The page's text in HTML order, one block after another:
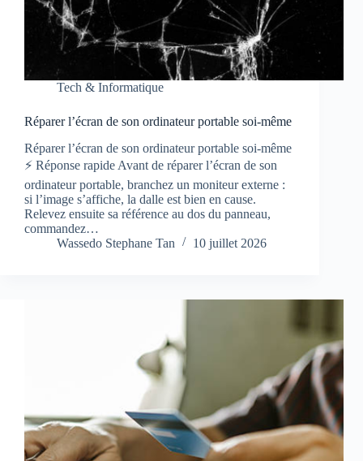
Tech & Informatique
Réparer l’écran de son ordinateur portable soi-même
Réparer l’écran de son ordinateur portable soi-même
⚡ Réponse rapide Avant de réparer l’écran de son
ordinateur portable, branchez un moniteur externe :
si l’image s’affiche, la dalle est bien en cause.
Relevez ensuite sa référence au dos du panneau,
commandez…
Wassedo Stephane Tan
10 juillet 2026